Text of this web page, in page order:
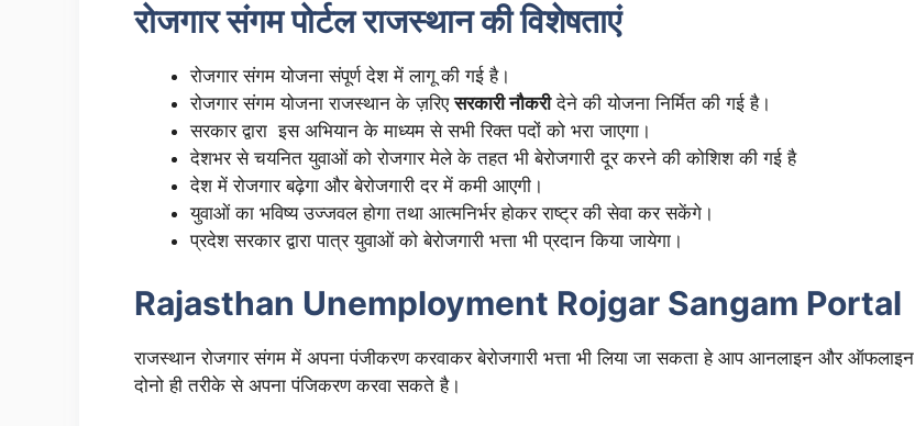
रोजगार संगम पोर्टल राजस्थान की विशेषताएं
रोजगार संगम योजना संपूर्ण देश में लागू की गई है।
रोजगार संगम योजना राजस्थान के ज़रिएसरकारी नौकरीदेने की योजना निर्मित की गई है।
सरकार द्वारा इस अभियान के माध्यम से सभी रिक्त पदों को भरा जाएगा।
देशभर से चयनित युवाओं को रोजगार मेले के तहत भी बेरोजगारी दूर करने की कोशिश की गई है
देश में रोजगार बढ़ेगा और बेरोजगारी दर में कमी आएगी।
युवाओं का भविष्य उज्जवल होगा तथा आत्मनिर्भर होकर राष्ट्र की सेवा कर सकेंगे।
प्रदेश सरकार द्वारा पात्र युवाओं को बेरोजगारी भत्ता भी प्रदान किया जायेगा।
Rajasthan Unemployment Rojgar Sangam Portal
राजस्थान रोजगार संगम में अपना पंजीकरण करवाकर बेरोजगारी भत्ता भी लिया जा सकता हे आप आनलाइन और ऑफलाइन
दोनो ही तरीके से अपना पंजिकरण करवा सकते है।